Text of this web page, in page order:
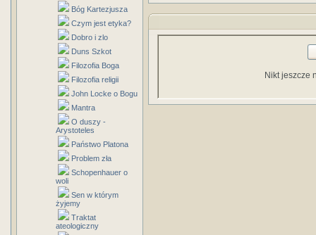
Bóg Kartezjusza
Czym jest etyka?
Dobro i zlo
Duns Szkot
Filozofia Boga
Filozofia religii
John Locke o Bogu
Mantra
O duszy -
Arystoteles
Państwo Platona
Problem zła
Schopenhauer o
woli
Sen w którym
żyjemy
Traktat
ateologiczny
Nikt jeszcze